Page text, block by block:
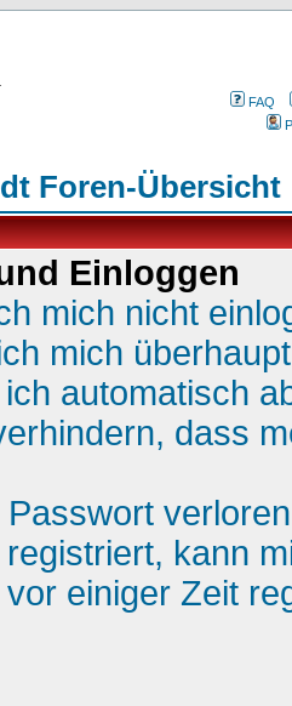
FAQ
Foren-Übersicht
Einloggen
mich nicht
mich
automatisch
dass
kann
einiger Zeit